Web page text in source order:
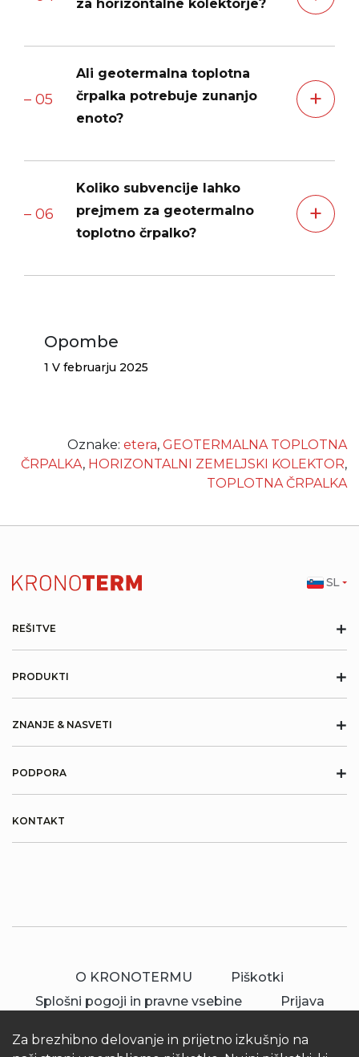
za horizontalne kolektorje?
m² na vsak m² ogrevane površine objekta. Spiralni in
košarasti kolektorji potrebujejo manj prostora.
– 05
Ali geotermalna toplotna
črpalka potrebuje zunanjo
enoto?
+
prostora okoli hiše in tiho delovanje brez zunanjih
ventilatorjev.
– 06
Koliko subvencije lahko
prejmem za geotermalno
toplotno črpalko?
+
Opombe
1 V februarju 2025
Oznake: etera, GEOTERMALNA TOPLOTNA
ČRPALKA, HORIZONTALNI ZEMELJSKI KOLEKTOR,
TOPLOTNA ČRPALKA
Za brezhibno delovanje in prijetno izkušnjo na
REŠITVE +
PRODUKTI +
ZNANJE & NASVETI +
PODPORA +
KONTAKT
O KRONOTERMU
Piškotki
Splošni pogoji in pravne vsebine
Prijava
SL